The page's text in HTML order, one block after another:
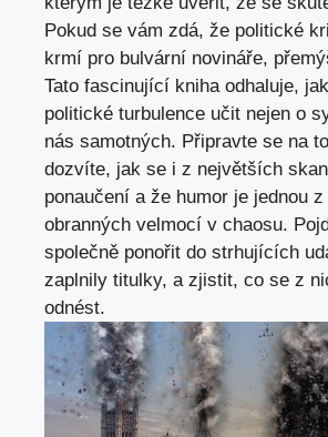
Pokud se vám zdá, že politické
krmí pro bulvární novináře,
Tato fascinující kniha odhaluje,
politické turbulence učit nejen o
nás samotných. Připravte se na
dozvíte, jak se i z největších
ponaučení a že humor je jednou
obranných velmocí v chaosu.
společně ponořit do strhujících
zaplnily titulky, a zjistit, co se z
odnést.